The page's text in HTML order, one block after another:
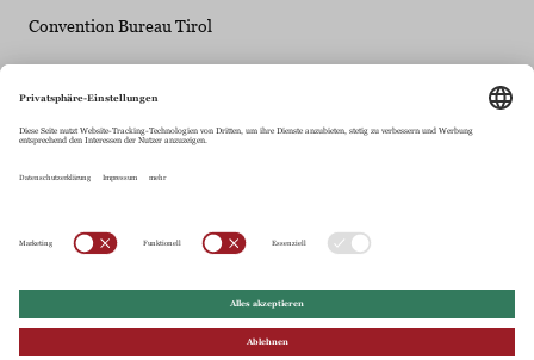
Convention Bureau Tirol
Tirol Gruppe
Maria-Theresien-Straße 55 • 6020 Innsbruck